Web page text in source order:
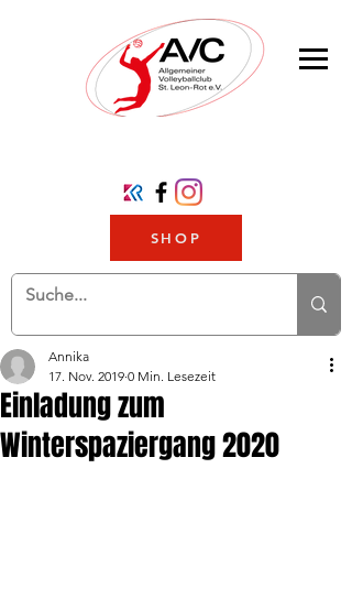
SHOP
Einladung zum
Winterspaziergang 2020
Annika
17. Nov. 2019 0 Min. Lesezeit